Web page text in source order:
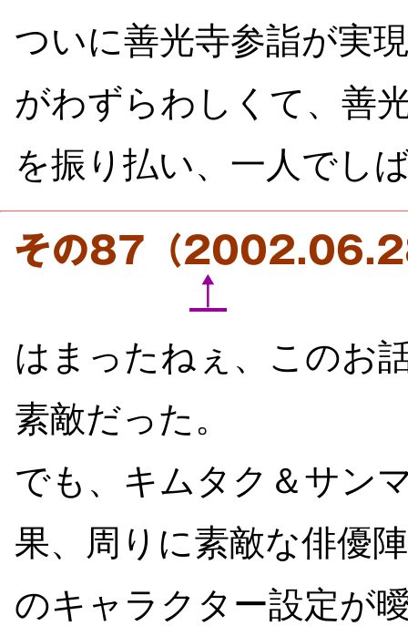
ついに善光寺参詣が実
がわずらわしくて、善
を振り払い、一人でし
その87（
↑
はまったねぇ、このお
素敵だった。
でも、キムタク＆サン
果、周りに素敵な俳優
のキャラクター設定が